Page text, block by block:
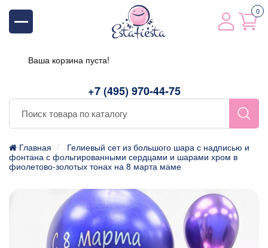
+7 (495) 970-44-75
0
Ваша корзина пуста!
Главная
Гелиевый сет из большого шара с надписью и
фонтана с фольгированными сердцами и шарами хром в
фиолетово-золотых тонах на 8 марта маме